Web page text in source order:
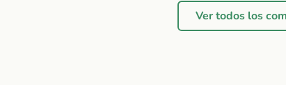
Ver todos los